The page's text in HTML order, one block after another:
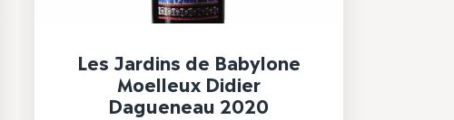
Les Jardins de Babylone
Moelleux Didier
Dagueneau 2020